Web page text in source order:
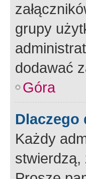
grupy
dodawać
Góra
Dlaczego
Każdy
stwierdzą,